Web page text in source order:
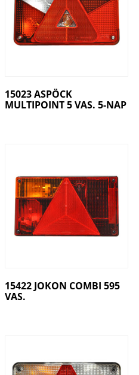
15023 ASPÖCK
MULTIPOINT 5 VAS. 5-NAP
15422 JOKON COMBI 595
VAS.